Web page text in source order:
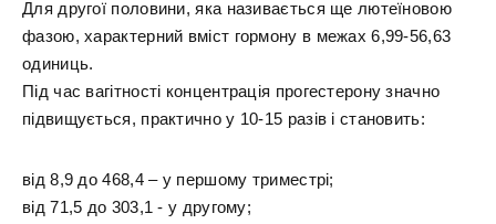
Для другої половини, яка називається ще лютеїновою
фазою, характерний вміст гормону в межах 6,99-56,63
одиниць.
Під час вагітності концентрація прогестерону значно
підвищується, практично у 10-15 разів і становить:
від 8,9 до 468,4 – у першому триместрі;
від 71,5 до 303,1 - у другому;